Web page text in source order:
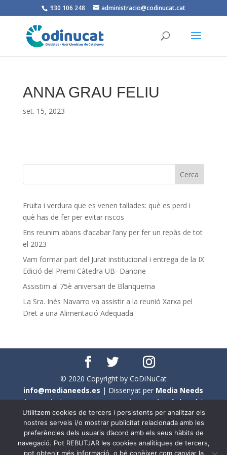
930 106 248 administracio@codinucat.cat
ANNA GRAU FELIU
set. 15, 2023
Fruita i verdura que es venen tallades: què es perd i
què has de fer per evitar riscos
Ens reunim abans d’acabar l’any per fer un repàs de tot
el 2023
Vam formar part del Jurat institucional i entrega de la IX
Edició del Premi Càtedra UB- Danone
Assistim al 75è aniversari de Blanquerna
La Sra. Inés Navarro va assistir a la reunió Xarxa pel
Dret a una Alimentació Adequada
© 2020 Copyright by CoDiNuCat
info@medianeeds.es | Dissenyat per Media Needs
| Tots els drets reservats aCoDiNuCat |Avís legal|
Avís per cookies
En aquest web s'ha tingut en compte l'ús no sexista del
llenguatge. No obstant això, i a causa de la seva
Utilitzem cookies de tercers i persistents per analitzar els
nostres serveis i/o mostrar publicitat relacionada amb les
preferències dels usuaris d’acord amb els seus hàbits de
navegació. Pot REBUTJAR les cookies analítiques de tercers,
pot obtenir més informació, o bé conèixer com canviar la